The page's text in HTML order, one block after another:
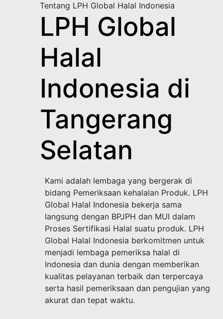
Tentang LPH Global Halal Indonesia
LPH Global
Halal
Indonesia di
Tangerang
Selatan
Kami adalah lembaga yang bergerak di
bidang Pemeriksaan kehalalan Produk. LPH
Global Halal Indonesia bekerja sama
langsung dengan BPJPH dan MUI dalam
Proses Sertifikasi Halal suatu produk. LPH
Global Halal Indonesia berkomitmen untuk
menjadi lembaga pemeriksa halal di
Indonesia dan dunia dengan memberikan
kualitas pelayanan terbaik dan terpercaya
serta hasil pemeriksaan dan pengujian yang
akurat dan tepat waktu.